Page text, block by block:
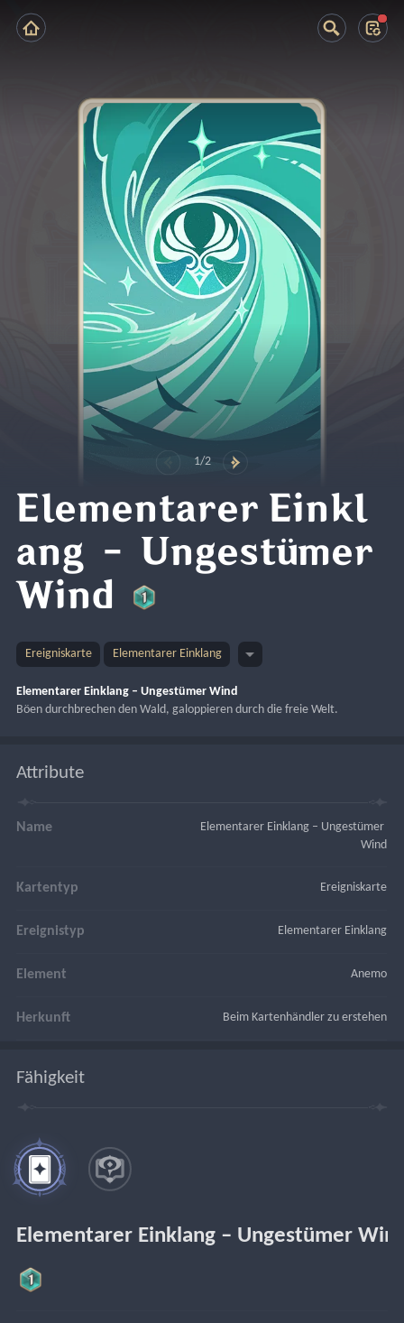
1/2
Elementarer Einkl
ang – Ungestümer
Wind
Ereigniskarte Elementarer Einklang
Elementarer Einklang – Ungestümer Wind
Böen durchbrechen den Wald, galoppieren durch die freie Welt.
Attribute
Name
Elementarer Einklang – Ungestümer
Wind
Kartentyp Ereigniskarte
Ereignistyp Elementarer Einklang
Element Anemo
Herkunft Beim Kartenhändler zu erstehen
Fähigkeit
Elementarer Einklang – Ungestümer